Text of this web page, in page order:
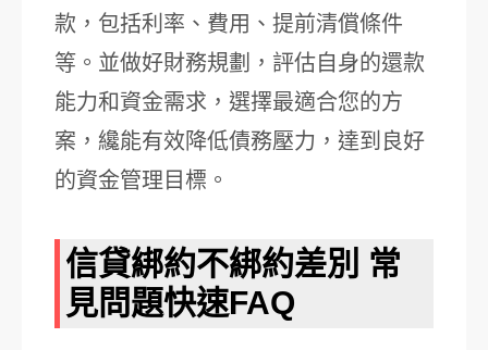
款，包括利率、費用、提前清償條件
等。並做好財務規劃，評估自身的還款
能力和資金需求，選擇最適合您的方
案，纔能有效降低債務壓力，達到良好
的資金管理目標。
信貸綁約不綁約差別 常
見問題快速FAQ